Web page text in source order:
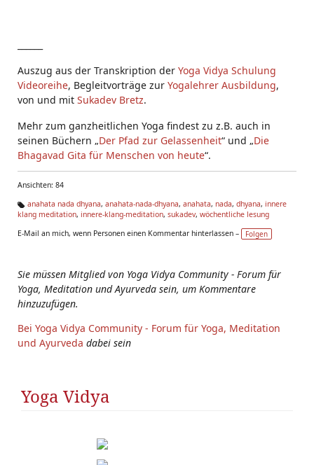
Auszug aus der Transkription der Yoga Vidya Schulung
Videoreihe, Begleitvorträge zur Yogalehrer Ausbildung,
von und mit Sukadev Bretz.
Mehr zum ganzheitlichen Yoga findest zu z.B. auch in
seinen Büchern „Der Pfad zur Gelassenheit“ und „Die
Bhagavad Gita für Menschen von heute“.
Ansichten: 84
Ta
s:
anahata nada dhyana, anahata-nada-dhyana, anahata, nada, dhyana, innere
klang meditation, innere-klang-meditation, sukadev, wöchentliche lesung
E-Mail an mich, wenn Personen einen Kommentar hinterlassen –
Folgen
Sie müssen Mitglied von Yoga Vidya Community - Forum für
Yoga, Meditation und Ayurveda sein, um Kommentare
hinzuzufügen.
Bei Yoga Vidya Community - Forum für Yoga, Meditation
und Ayurveda dabei sein
Yoga Vidya